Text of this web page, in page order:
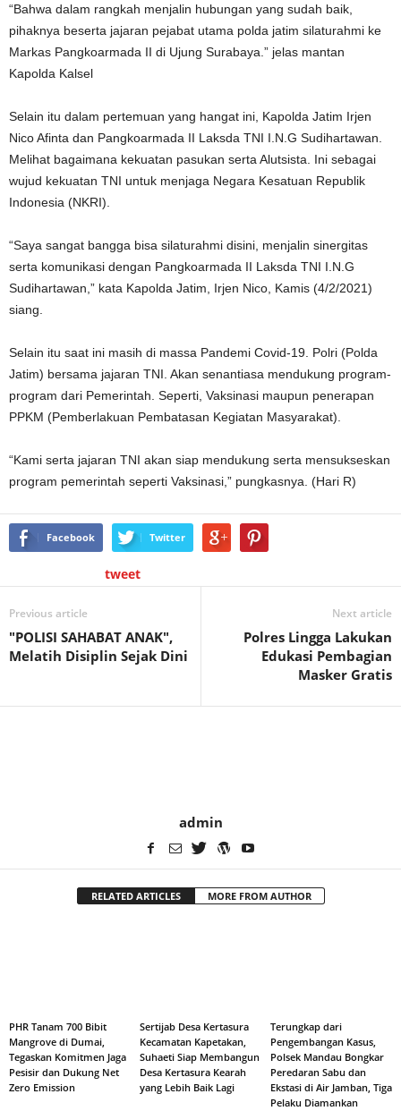
“Bahwa dalam rangkah menjalin hubungan yang sudah baik,
pihaknya beserta jajaran pejabat utama polda jatim silaturahmi ke
Markas Pangkoarmada II di Ujung Surabaya.” jelas mantan
Kapolda Kalsel
Selain itu dalam pertemuan yang hangat ini, Kapolda Jatim Irjen
Nico Afinta dan Pangkoarmada II Laksda TNI I.N.G Sudihartawan.
Melihat bagaimana kekuatan pasukan serta Alutsista. Ini sebagai
wujud kekuatan TNI untuk menjaga Negara Kesatuan Republik
Indonesia (NKRI).
“Saya sangat bangga bisa silaturahmi disini, menjalin sinergitas
serta komunikasi dengan Pangkoarmada II Laksda TNI I.N.G
Sudihartawan,” kata Kapolda Jatim, Irjen Nico, Kamis (4/2/2021)
siang.
Selain itu saat ini masih di massa Pandemi Covid-19. Polri (Polda
Jatim) bersama jajaran TNI. Akan senantiasa mendukung program-
program dari Pemerintah. Seperti, Vaksinasi maupun penerapan
PPKM (Pemberlakuan Pembatasan Kegiatan Masyarakat).
“Kami serta jajaran TNI akan siap mendukung serta mensukseskan
program pemerintah seperti Vaksinasi,” pungkasnya. (Hari R)
Facebook Twitter
tweet
Previous article
"POLISI SAHABAT ANAK",
Melatih Disiplin Sejak Dini
Next article
Polres Lingga Lakukan
Edukasi Pembagian
Masker Gratis
admin
RELATED ARTICLES MORE FROM AUTHOR
PHR Tanam 700 Bibit
Mangrove di Dumai,
Tegaskan Komitmen Jaga
Pesisir dan Dukung Net
Zero Emission
Sertijab Desa Kertasura
Kecamatan Kapetakan,
Suhaeti Siap Membangun
Desa Kertasura Kearah
yang Lebih Baik Lagi
Terungkap dari
Pengembangan Kasus,
Polsek Mandau Bongkar
Peredaran Sabu dan
Ekstasi di Air Jamban, Tiga
Pelaku Diamankan